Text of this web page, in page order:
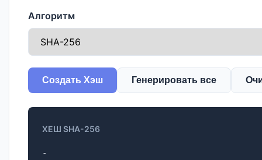
Алгоритм
Создать Хэш Генерировать все
ХЕШ SHA-256
-